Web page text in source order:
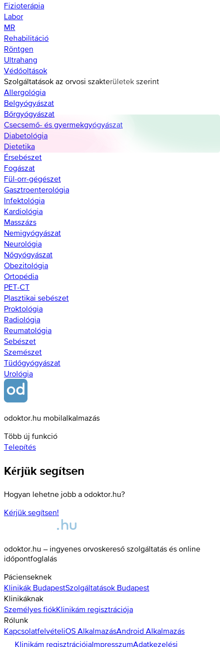
Fizioterápia
Labor
MR
Rehabilitáció
Röntgen
Ultrahang
Védőoltások
Szolgáltatások az orvosi szakterületek szerint
Allergológia
Belgyógyászat
Bőrgyógyászat
Csecsemő- és gyermekgyógyászat
Diabetológia
Dietetika
Érsebészet
Fogászat
Fül-orr-gégészet
Gasztroenterológia
Infektológia
Kardiológia
Masszázs
Nemigyógyászat
Neurológia
Nőgyógyászat
Obezitológia
Ortopédia
PET-CT
Plasztikai sebészet
Proktológia
Radiológia
Reumatológia
Sebészet
Szemészet
Tüdőgyógyászat
Urológia
odoktor.hu mobilalkalmazás
Több új funkció
Telepítés
Kérjük segítsen
Hogyan lehetne jobb a odoktor.hu?
Kérjük segítsen!
odoktor.hu – ingyenes orvoskereső szolgáltatás és online
időpontfoglalás
Pácienseknek
Klinikák BudapestSzolgáltatások Budapest
Klinikáknak
Személyes fiókKlinikám regisztrációja
Rólunk
KapcsolatfelvételiOS AlkalmazásAndroid Alkalmazás
Klinikám regisztrációjaImpresszumAdatkezelési